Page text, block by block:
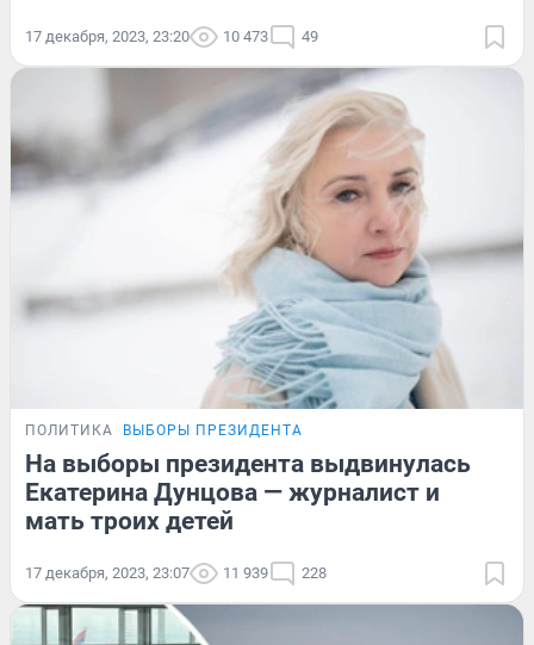
17 декабря, 2023, 23:20 10 473 49
ПОЛИТИКА ВЫБОРЫ ПРЕЗИДЕНТА
На выборы президента выдвинулась
Екатерина Дунцова — журналист и
мать троих детей
17 декабря, 2023, 23:07 11 939 228